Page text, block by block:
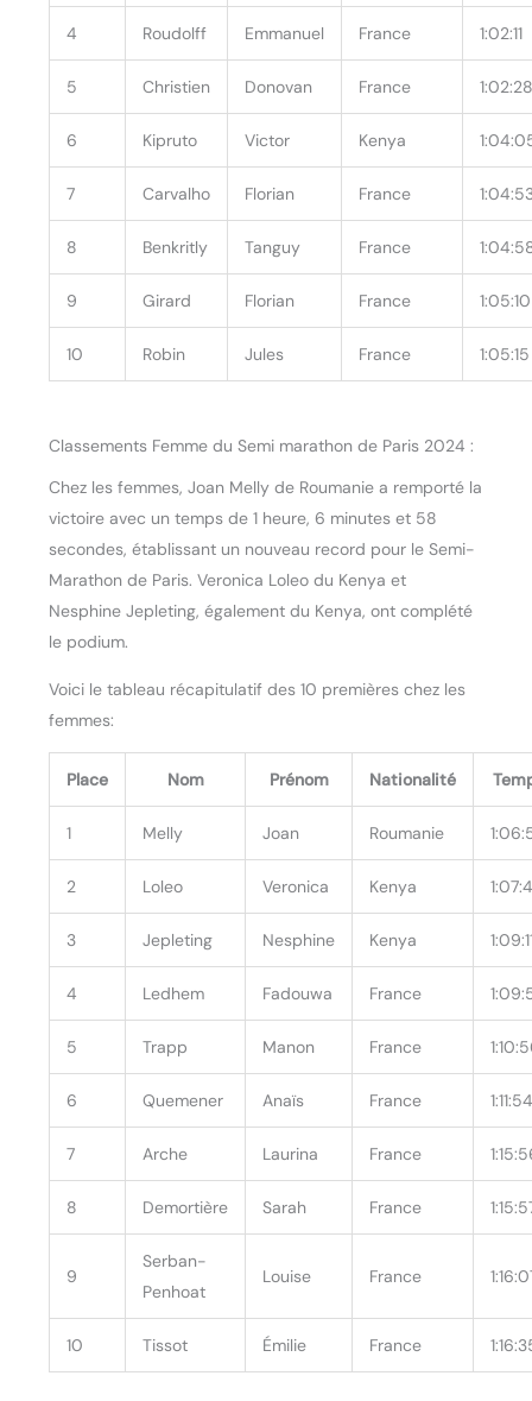
4 Roudolff Emmanuel France 1:02:11
5 Christien Donovan France
6 Kipruto Victor Kenya
7 Carvalho Florian France
8 Benkritly Tanguy France
9 Girard Florian France 1:05:10
10 Robin Jules France 1:05:15
Classements Femme du Semi marathon de Paris 2024 :
Chez les femmes, Joan Melly de Roumanie a remporté la
victoire avec un temps de 1 heure, 6 minutes et 58
secondes, établissant un nouveau record pour le Semi-
Marathon de Paris. Veronica Loleo du Kenya et
Nesphine Jepleting, également du Kenya, ont complété
le podium.
Voici le tableau récapitulatif des 10 premières chez les
femmes:
Place Nom Prénom Nationalité
1 Melly Joan Roumanie
2 Loleo Veronica Kenya
3 Jepleting Nesphine Kenya
4 Ledhem Fadouwa France
5 Trapp Manon France
6 Quemener Anaïs France
7 Arche Laurina France
8 Demortière Sarah France
9
Serban-
Penhoat
Louise France
10 Tissot Émilie France